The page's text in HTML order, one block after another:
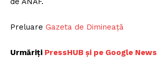
Preluare Gazeta de Dimineață
Urmăriți PressHUB și pe Google News